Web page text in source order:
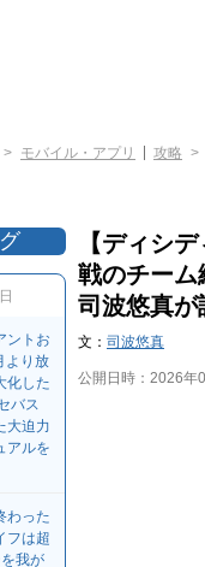
モバイル・アプリ 攻略
【ディシ
戦のチーム
司波悠真が
文： 司波悠真
公開日時： 2026年
ントお
より放
化した
バス
大迫力
アルを
わった
フは超
我が